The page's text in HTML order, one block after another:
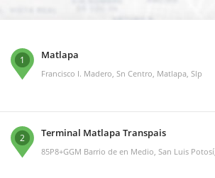
1 Matlapa
Francisco I. Madero, Sn Centro, Matlapa, Slp
2 Terminal Matlapa Transpais
85P8+GGM Barrio de en Medio, San Luis